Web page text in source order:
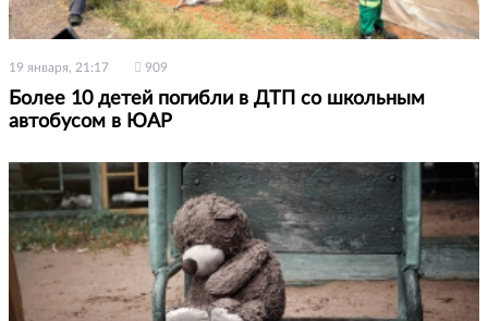
19 января, 21:17 909
Более 10 детей погибли в ДТП со школьным
автобусом в ЮАР